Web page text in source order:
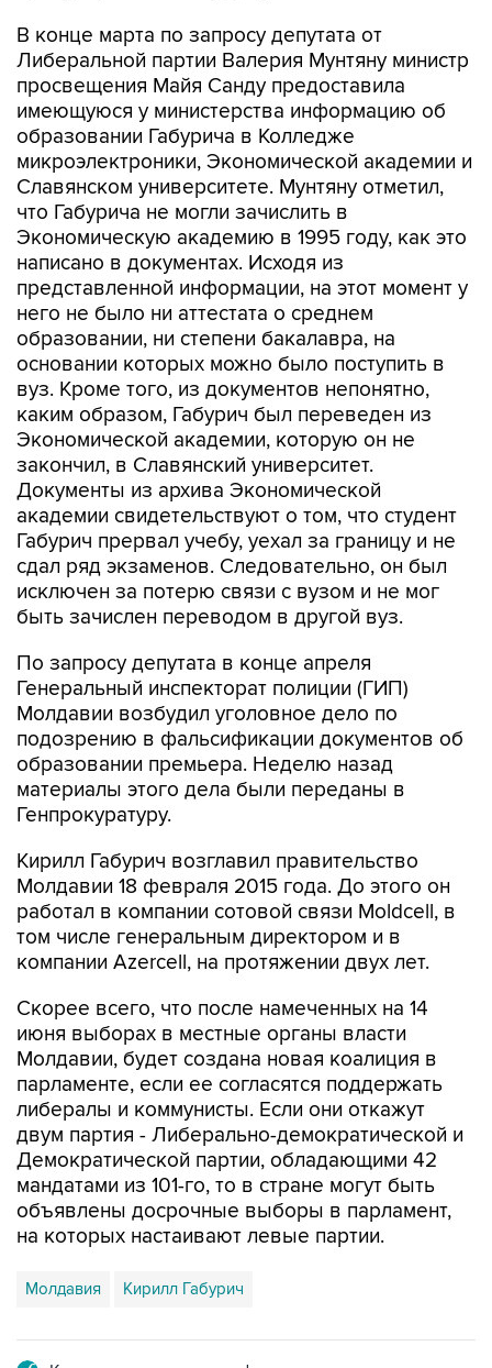
В конце марта по запросу депутата от
Либеральной партии Валерия Мунтяну министр
просвещения Майя Санду предоставила
имеющуюся у министерства информацию об
образовании Габурича в Колледже
микроэлектроники, Экономической академии и
Славянском университете. Мунтяну отметил,
что Габурича не могли зачислить в
Экономическую академию в 1995 году, как это
написано в документах. Исходя из
представленной информации, на этот момент у
него не было ни аттестата о среднем
образовании, ни степени бакалавра, на
основании которых можно было поступить в
вуз. Кроме того, из документов непонятно,
каким образом, Габурич был переведен из
Экономической академии, которую он не
закончил, в Славянский университет.
Документы из архива Экономической
академии свидетельствуют о том, что студент
Габурич прервал учебу, уехал за границу и не
сдал ряд экзаменов. Следовательно, он был
исключен за потерю связи с вузом и не мог
быть зачислен переводом в другой вуз.
По запросу депутата в конце апреля
Генеральный инспекторат полиции (ГИП)
Молдавии возбудил уголовное дело по
подозрению в фальсификации документов об
образовании премьера. Неделю назад
материалы этого дела были переданы в
Генпрокуратуру.
Кирилл Габурич возглавил правительство
Молдавии 18 февраля 2015 года. До этого он
работал в компании сотовой связи Moldcell, в
том числе генеральным директором и в
компании Аzercell, на протяжении двух лет.
Скорее всего, что после намеченных на 14
июня выборах в местные органы власти
Молдавии, будет создана новая коалиция в
парламенте, если ее согласятся поддержать
либералы и коммунисты. Если они откажут
двум партия - Либерально-демократической и
Демократической партии, обладающими 42
мандатами из 101-го, то в стране могут быть
объявлены досрочные выборы в парламент,
на которых настаивают левые партии.
Молдавия Кирилл Габурич